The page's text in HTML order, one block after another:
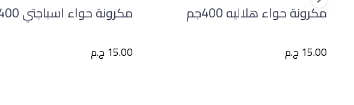
مكرونة حواء هلاليه 400جم
15.00 ج.م
مكرونة حواء اسباجتي 400جم
15.00 ج.م